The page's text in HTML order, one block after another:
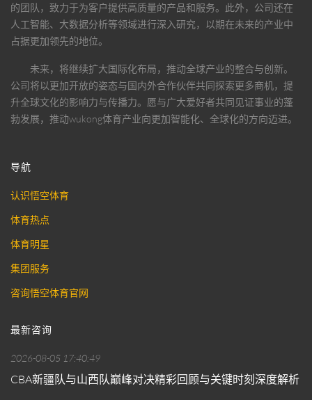
的团队，致力于为客户提供高质量的产品和服务。此外，公司还在
人工智能、大数据分析等领域进行深入研究，以期在未来的产业中
占据更加领先的地位。
未来，将继续扩大国际化布局，推动全球产业的整合与创新。
公司将以更加开放的姿态与国内外合作伙伴共同探索更多商机，提
升全球文化的影响力与传播力。愿与广大爱好者共同见证事业的蓬
勃发展，推动wukong体育产业向更加智能化、全球化的方向迈进。
导航
认识悟空体育
体育热点
体育明星
集团服务
咨询悟空体育官网
最新咨询
2026-08-05 17:40:49
CBA新疆队与山西队巅峰对决精彩回顾与关键时刻深度解析